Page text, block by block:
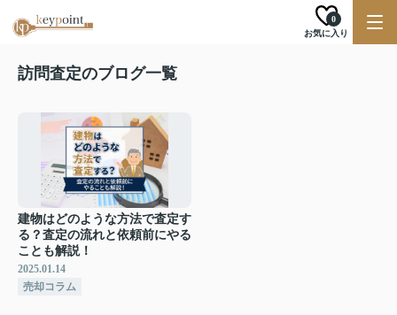
お気に入り
0
訪問査定のブログ一覧
建物はどのような方法で査定す
る？査定の流れと依頼前にやる
ことも解説！
2025.01.14
売却コラム